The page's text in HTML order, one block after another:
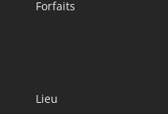
Forfaits
Lieu